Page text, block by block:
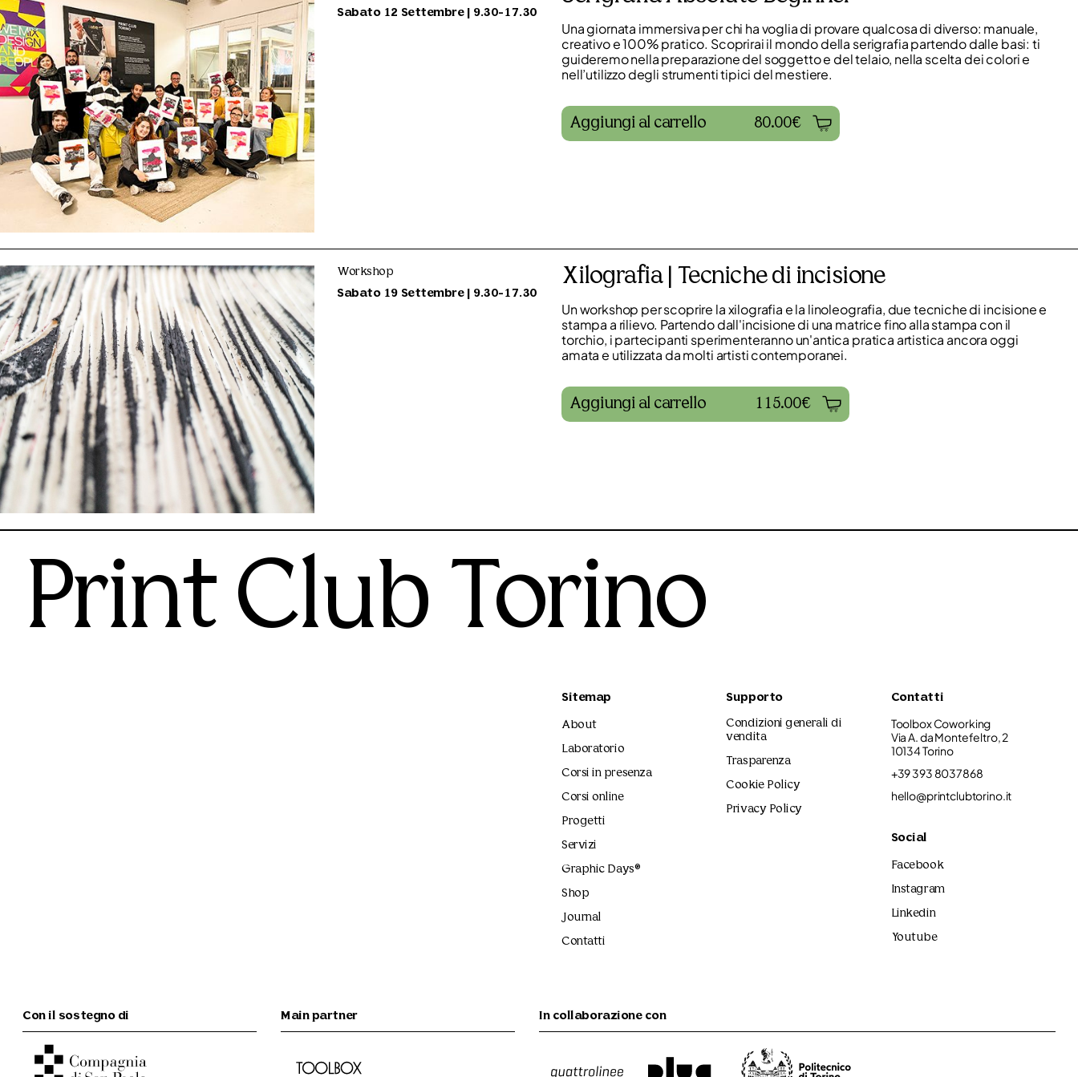
Sabato 12 Settembre | 9.30-17.30
Una giornata immersiva per chi ha voglia di provare qualcosa di diverso: manuale,
creativo e 100% pratico. Scoprirai il mondo della serigrafia partendo dalle basi: ti
guideremo nella preparazione del soggetto e del telaio, nella scelta dei colori e
nell’utilizzo degli strumenti tipici del mestiere.
Aggiungi al carrello 80.00€
Workshop
Sabato 19 Settembre | 9.30-17.30
Xilografia | Tecniche di incisione
Un workshop per scoprire la xilografia e la linoleografia, due tecniche di incisione e
stampa a rilievo. Partendo dall'incisione di una matrice fino alla stampa con il
torchio, i partecipanti sperimenteranno un'antica pratica artistica ancora oggi
amata e utilizzata da molti artisti contemporanei.
Aggiungi al carrello 115.00€
Print Club Torino
Sitemap
About
Laboratorio
Corsi in presenza
Corsi online
Progetti
Servizi
Graphic Days®
Shop
Journal
Contatti
Supporto
Condizioni generali di
vendita
Trasparenza
Cookie Policy
Privacy Policy
Contatti
Toolbox Coworking
Via A. da Montefeltro, 2
10134 Torino
+39 393 8037868
hello@printclubtorino.it
Social
Facebook
Instagram
Linkedin
Youtube
Con il sostegno di Main partner In collaborazione con